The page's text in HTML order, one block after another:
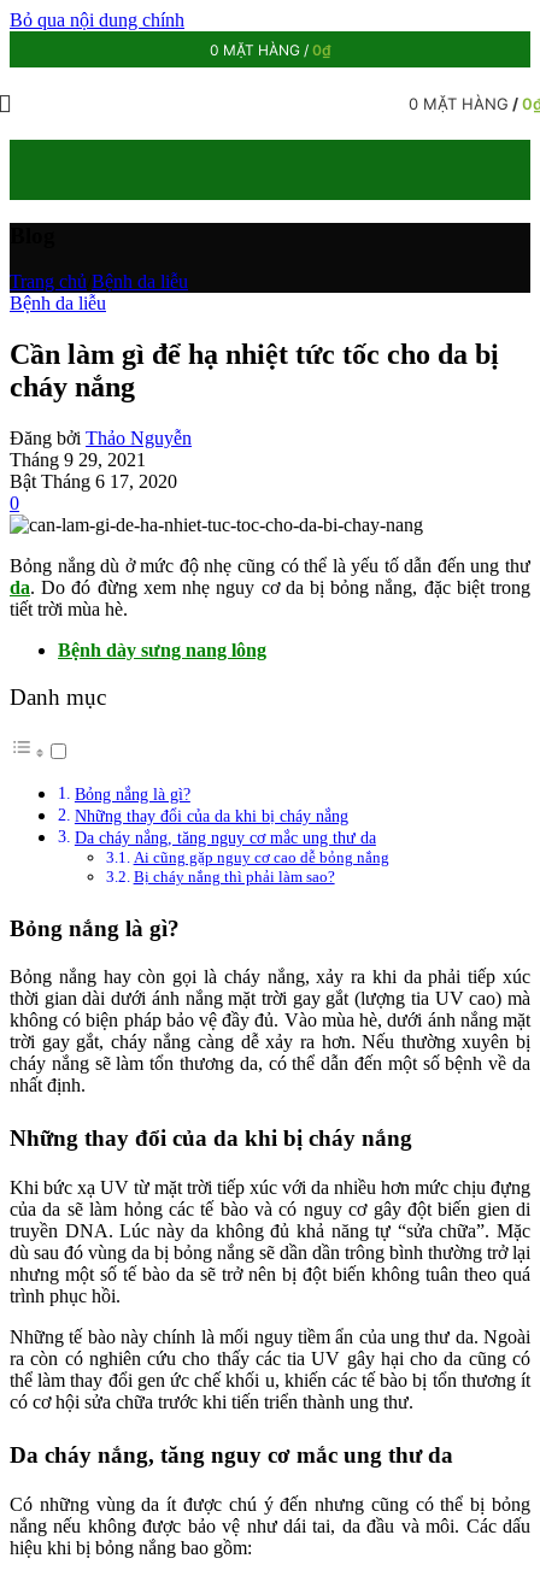
Bỏ qua nội dung chính
0 MẶT HÀNG / 0₫
0 MẶT HÀNG /0
Trang chủ Bệnh da liễu
Bệnh da liễu
Cần làm gì để hạ nhiệt tức tốc cho da bị
cháy nắng
Đăng bởi Thảo Nguyễn
Tháng 9 29, 2021
Bật Tháng 6 17, 2020
0
Bỏng nắng dù ở mức độ nhẹ cũng có thể là yếu tố dẫn đến ung thư
da. Do đó đừng xem nhẹ nguy cơ da bị bỏng nắng, đặc biệt trong
tiết trời mùa hè.
Bệnh dày sưng nang lông
Danh mục
Bỏng nắng là gì?
Những thay đổi của da khi bị cháy nắng
Da cháy nắng, tăng nguy cơ mắc ung thư da
Ai cũng gặp nguy cơ cao dễ bỏng nắng
Bị cháy nắng thì phải làm sao?
Bỏng nắng là gì?
Bỏng nắng hay còn gọi là cháy nắng, xảy ra khi da phải tiếp xúc
thời gian dài dưới ánh nắng mặt trời gay gắt (lượng tia UV cao) mà
không có biện pháp bảo vệ đầy đủ. Vào mùa hè, dưới ánh nắng mặt
trời gay gắt, cháy nắng càng dễ xảy ra hơn. Nếu thường xuyên bị
cháy nắng sẽ làm tổn thương da, có thể dẫn đến một số bệnh về da
nhất định.
Những thay đổi của da khi bị cháy nắng
Khi bức xạ UV từ mặt trời tiếp xúc với da nhiều hơn mức chịu đựng
của da sẽ làm hỏng các tế bào và có nguy cơ gây đột biến gien di
truyền DNA. Lúc này da không đủ khả năng tự “sửa chữa”. Mặc
dù sau đó vùng da bị bỏng nắng sẽ dần dần trông bình thường trở lại
nhưng một số tế bào da sẽ trở nên bị đột biến không tuân theo quá
trình phục hồi.
Những tế bào này chính là mối nguy tiềm ẩn của ung thư da. Ngoài
ra còn có nghiên cứu cho thấy các tia UV gây hại cho da cũng có
thể làm thay đổi gen ức chế khối u, khiến các tế bào bị tổn thương ít
có cơ hội sửa chữa trước khi tiến triển thành ung thư.
Da cháy nắng, tăng nguy cơ mắc ung thư da
Có những vùng da ít được chú ý đến nhưng cũng có thể bị bỏng
nắng nếu không được bảo vệ như dái tai, da đầu và môi. Các dấu
hiệu khi bị bỏng nắng bao gồm: